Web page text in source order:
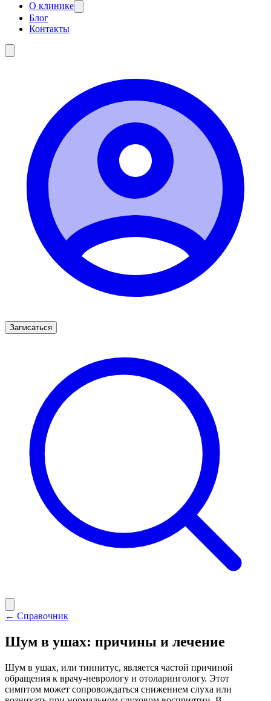
О клинике
Блог
Контакты
Записаться
← Справочник
Шум в ушах: причины и лечение
Шум в ушах, или тиннитус, является частой причиной
обращения к врачу-неврологу и отоларингологу. Этот
симптом может сопровождаться снижением слуха или